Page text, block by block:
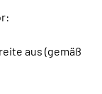
aus (gemäß